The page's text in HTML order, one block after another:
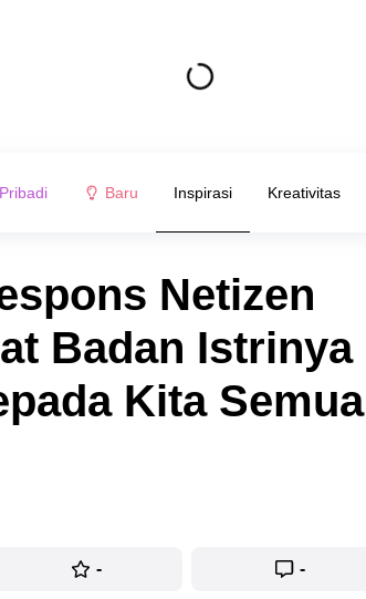
Pribadi Baru Inspirasi Kreativitas
Netizen
Badan Istrinya
Kita Semua
- -